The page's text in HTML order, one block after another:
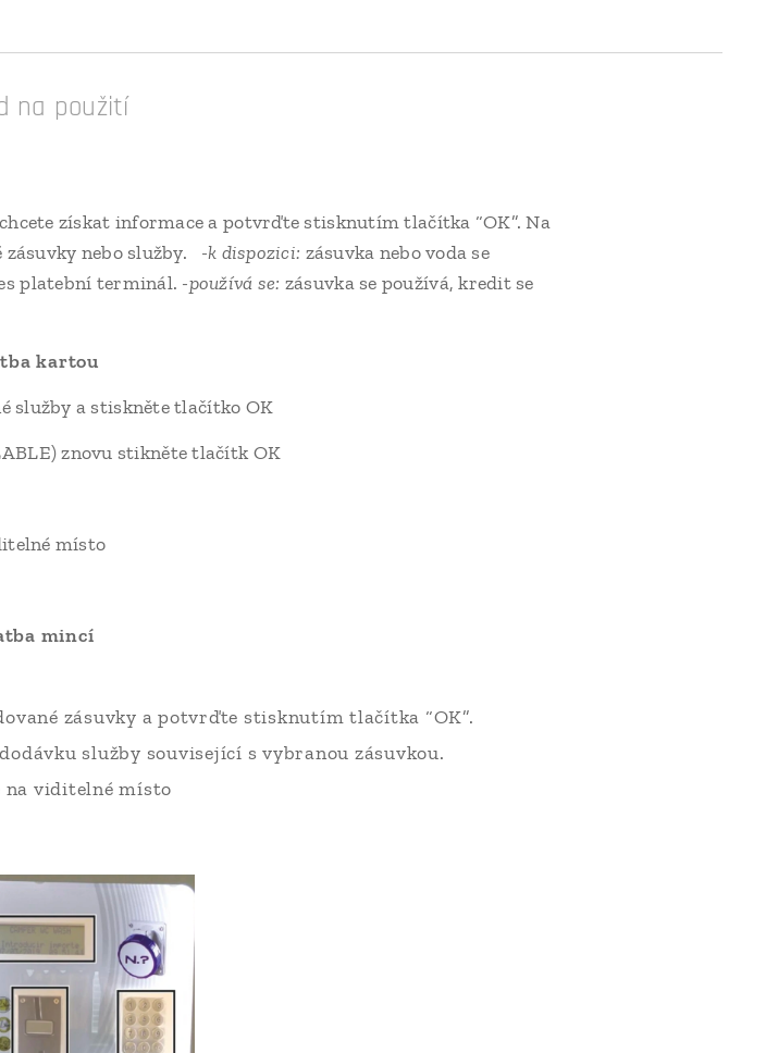
na použití
získat informace a potvrďte stisknutím tlačítka “OK”. Na
nebo služby. -k dispozici: zásuvka nebo voda se
platební terminál. -používá se: zásuvka se používá, kredit se
kartou
služby a stiskněte tlačítko OK
znovu stikněte tlačítk OK
místo
mincí
zásuvky a potvrďte stisknutím tlačítka “OK”.
služby související s vybranou zásuvkou.
na viditelné místo